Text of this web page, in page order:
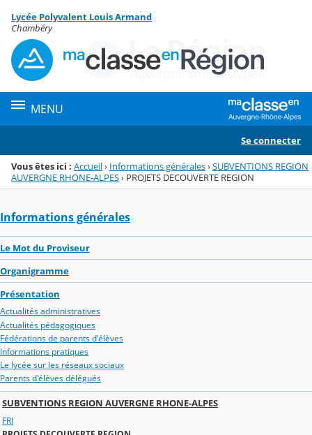
Menu de la rubrique
Contenu
Lycée Polyvalent Louis Armand
Chambéry
MENU
Se connecter
Vous êtes ici : Accueil› Informations générales›SUBVENTIONS REGION
AUVERGNE RHONE-ALPES› PROJETS DECOUVERTE REGION
Informations générales
Le Mot du Proviseur
Organigramme
Présentation
Actualités administratives
Actualités pédagogiques
Fédérations de parents d'élèves
Informations pratiques
Le lycée sur les réseaux sociaux
Parents d'élèves délégués
SUBVENTIONS REGION AUVERGNE RHONE-ALPES
FRI